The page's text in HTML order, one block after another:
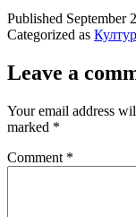
Published September
Categorized as
Leave a
Your email address
marked *
Comment *